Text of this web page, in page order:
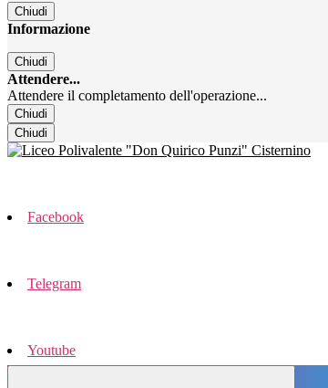
Chiudi
Informazione
Chiudi
Attendere...
Attendere il completamento dell'operazione...
Chiudi
Chiudi
Facebook
Telegram
Youtube